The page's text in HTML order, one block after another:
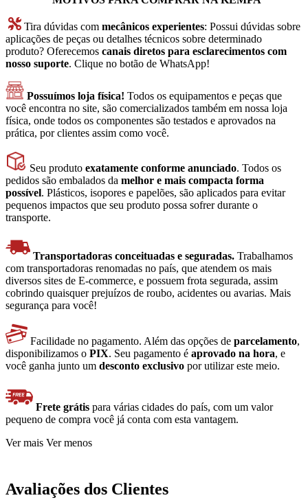
Tira dúvidas com mecânicos experientes: Possui dúvidas sobre
aplicações de peças ou detalhes técnicos sobre determinado
produto? Oferecemos canais diretos para esclarecimentos com
nosso suporte. Clique no botão de WhatsApp!
Possuímos loja física! Todos os equipamentos e peças que
você encontra no site, são comercializados também em nossa loja
física, onde todos os componentes são testados e aprovados na
prática, por clientes assim como você.
Seu produto exatamente conforme anunciado. Todos os
pedidos são embalados da melhor e mais compacta forma
possível. Plásticos, isopores e papelões, são aplicados para evitar
pequenos impactos que seu produto possa sofrer durante o
transporte.
Transportadoras conceituadas e seguradas. Trabalhamos
com transportadoras renomadas no país, que atendem os mais
diversos sites de E-commerce, e possuem frota segurada, assim
cobrindo quaisquer prejuízos de roubo, acidentes ou avarias. Mais
segurança para você!
Facilidade no pagamento. Além das opções de parcelamento,
disponibilizamos o PIX. Seu pagamento é aprovado na hora, e
você ganha junto um desconto exclusivo por utilizar este meio.
Frete grátis para várias cidades do país, com um valor
pequeno de compra você já conta com esta vantagem.
Ver mais Ver menos
Avaliações dos Clientes